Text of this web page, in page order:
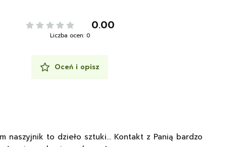
0.00
Liczba ocen: 0
Oceń i opisz
naszyjnik to dzieło sztuki… Kontakt z Panią bardzo